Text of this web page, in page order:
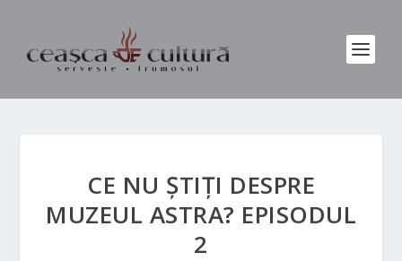
CE NU ŞTIŢI DESPRE
MUZEUL ASTRA? EPISODUL
2